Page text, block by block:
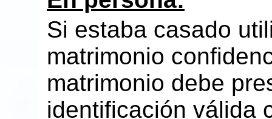
Si estaba casado
matrimonio
matrimonio debe
identificación válida